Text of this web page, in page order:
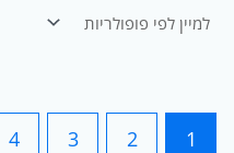
1
2
3
4